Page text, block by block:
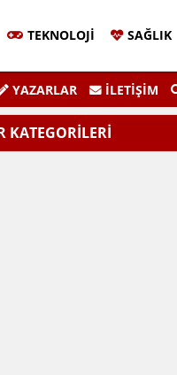
TEKNOLOJI SAĞLIK
Katılım Zirvesi
YAZARLAR İLETIŞIM
KATEGORİLERİ